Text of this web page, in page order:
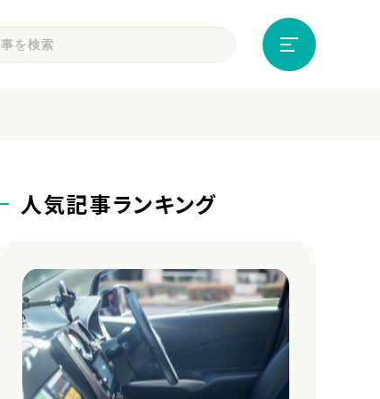
人気記事ランキング